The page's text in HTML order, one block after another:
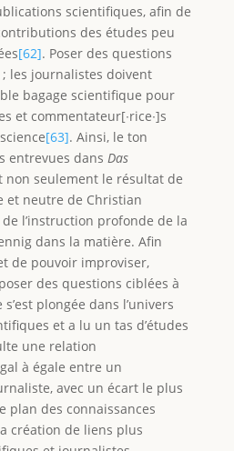
scientifiques, afin de
des études peu
[62]. Poser des questions
les journalistes doivent
bagage scientifique pour
et commentateur[∙rice∙]s
[63]. Ainsi, le ton
entrevues dans Das
non seulement le résultat de
et neutre de Christian
l’instruction profonde de la
dans la matière. Afin
de pouvoir improviser,
des questions ciblées à
plongée dans l’univers
et a lu un tas d’études
une relation
à égale entre un
avec un écart le plus
plan des connaissances
création de liens plus